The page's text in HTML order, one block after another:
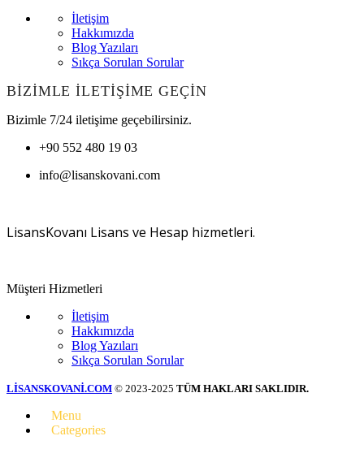
İletişim
Hakkımızda
Blog Yazıları
Sıkça Sorulan Sorular
BİZİMLE İLETİŞİME GEÇİN
Bizimle 7/24 iletişime geçebilirsiniz.
+90 552 480 19 03
info@lisanskovani.com
LisansKovanı Lisans ve Hesap hizmetleri.
Müşteri Hizmetleri
İletişim
Hakkımızda
Blog Yazıları
Sıkça Sorulan Sorular
LİSANSKOVANİ.COM © 2023-2025 TÜM HAKLARI SAKLIDIR.
Menu
Categories